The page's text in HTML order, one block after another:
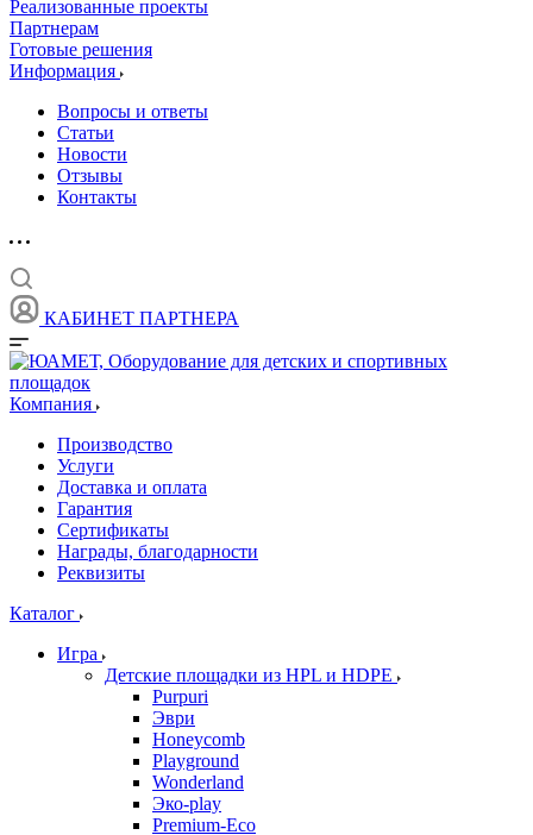
Реализованные проекты
Партнерам
Готовые решения
Информация
Вопросы и ответы
Статьи
Новости
Отзывы
Контакты
КАБИНЕТ ПАРТНЕРА
Компания
Производство
Услуги
Доставка и оплата
Гарантия
Сертификаты
Награды, благодарности
Реквизиты
Каталог
Игра
Детские площадки из HPL и HDPE
Purpuri
Эври
Honeycomb
Playground
Wonderland
Эко-play
Premium-Eco